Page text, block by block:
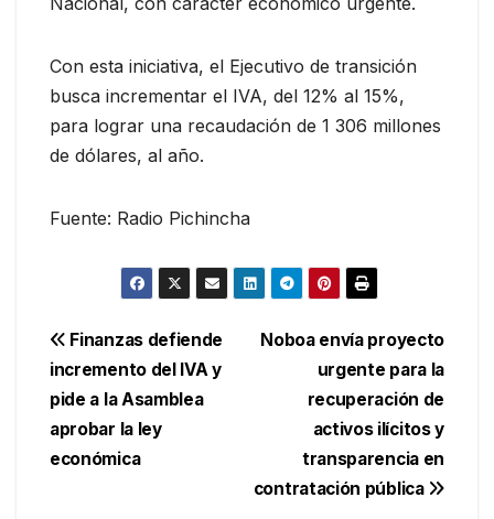
Con esta iniciativa, el Ejecutivo de transición
busca incrementar el IVA, del 12% al 15%,
para lograr una recaudación de 1 306 millones
de dólares, al año.
Fuente: Radio Pichincha
Navegación
de
entradas
Noboa envía proyecto
urgente para la
recuperación de
activos ilícitos y
transparencia en
contratación pública
Finanzas defiende
incremento del IVA y
pide a la Asamblea
aprobar la ley
económica